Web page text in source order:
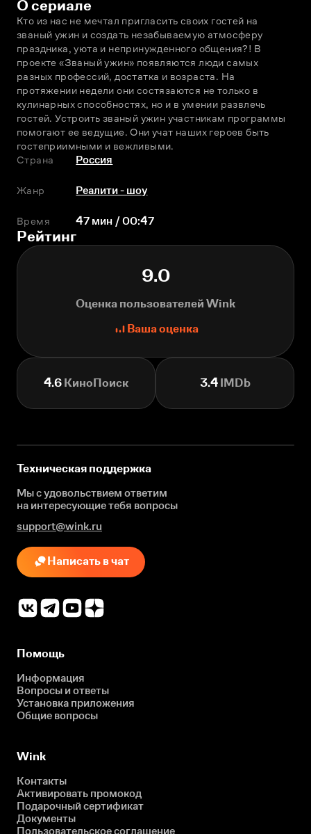
О сериале
Кто из нас не мечтал пригласить своих гостей на
званый ужин и создать незабываемую атмосферу
праздника, уюта и непринужденного общения?! В
проекте «Званый ужин» появляются люди самых
разных профессий, достатка и возраста. На
протяжении недели они состязаются не только в
кулинарных способностях, но и в умении развлечь
гостей. Устроить званый ужин участникам программы
помогают ее ведущие. Они учат наших героев быть
гостеприимными и вежливыми.
Страна
Россия
Жанр Реалити - шоу
Время 47 мин / 00:47
Рейтинг
9.0
Оценка пользователей Wink
Ваша оценка
4.6 КиноПоиск 3.4IMDb
Техническая поддержка
Мы с удовольствием ответим
на интересующиетебя вопросы
support@wink.ru
Написать в чат
Помощь
Информация
Вопросы и ответы
Установка приложения
Общие вопросы
Wink
Контакты
Активировать промокод
Подарочный сертификат
Документы
Пользовательское соглашение